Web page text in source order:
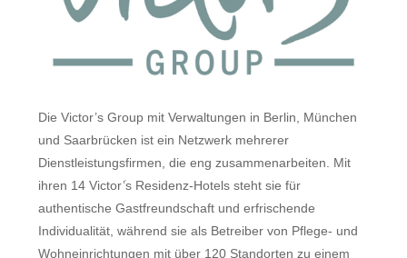
Die Victor’s Group mit Verwaltungen in Berlin, München
und Saarbrücken ist ein Netzwerk mehrerer
Dienstleistungsfirmen, die eng zusammenarbeiten. Mit
ihren 14 Victor’ֹs Residenz-Hotels steht sie für
authentische Gastfreundschaft und erfrischende
Individualität, während sie als Betreiber von Pflege- und
Wohneinrichtungen mit über 120 Standorten zu einem